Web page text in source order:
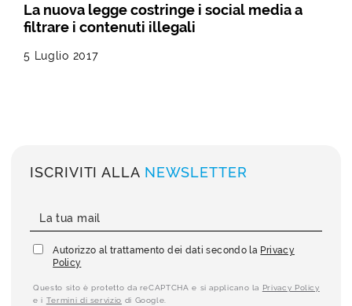
La nuova legge costringe i social media a
filtrare i contenuti illegali
5 Luglio 2017
ISCRIVITI ALLA NEWSLETTER
Autorizzo al trattamento dei dati secondo la Privacy
Policy
Questo sito è protetto da reCAPTCHA e si applicano la Privacy Policy
e i Termini di servizio di Google.